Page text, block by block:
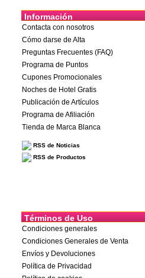
Información
Contacta con nosotros
Cómo darse de Alta
Preguntas Frecuentes (FAQ)
Programa de Puntos
Cupones Promocionales
Noches de Hotel Gratis
Publicación de Artículos
Programa de Afiliación
Tienda de Marca Blanca
RSS de Noticias
RSS de Productos
Términos de Uso
Condiciones generales
Condiciones Generales de Venta
Envíos y Devoluciones
Política de Privacidad